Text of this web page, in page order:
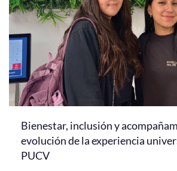
Bienestar, inclusión y
evolución de la experiencia
PUCV